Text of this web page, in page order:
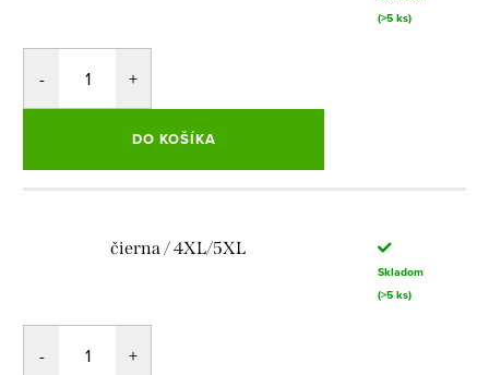
(>5 ks)
DO KOŠÍKA
čierna / 4XL/5XL
Skladom
(>5 ks)